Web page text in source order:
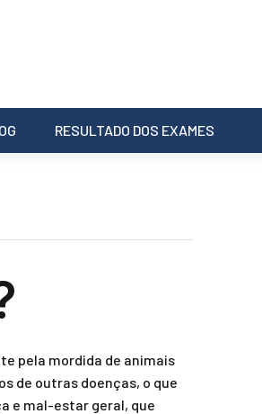
RESULTADO DOS EXAMES
pela mordida de animais
de outras doenças, o que
e mal-estar geral, que